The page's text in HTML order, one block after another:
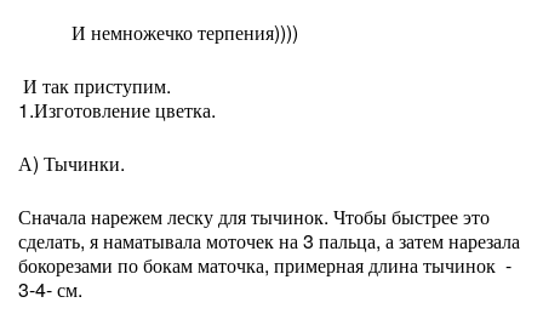
И немножечко терпения))))
И так приступим.
1.Изготовление цветка.
А) Тычинки.
Сначала нарежем леску для тычинок. Чтобы быстрее это
сделать, я наматывала моточек на 3 пальца, а затем нарезала
бокорезами по бокам маточка, примерная длина тычинок -
3-4- см.